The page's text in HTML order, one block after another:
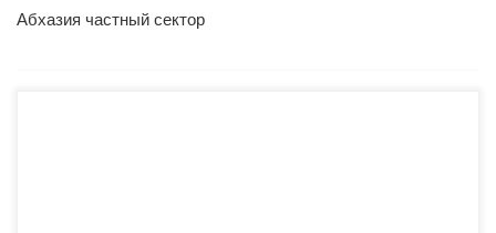
Абхазия частный сектор